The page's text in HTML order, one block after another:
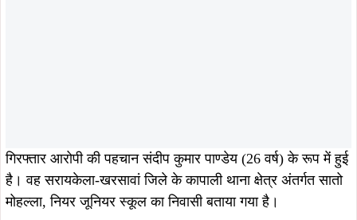
गिरफ्तार आरोपी की पहचान संदीप कुमार पाण्डेय (26 वर्ष) के रूप में हुई
है। वह सरायकेला-खरसावां जिले के कापाली थाना क्षेत्र अंतर्गत सातो
मोहल्ला, नियर जूनियर स्कूल का निवासी बताया गया है।